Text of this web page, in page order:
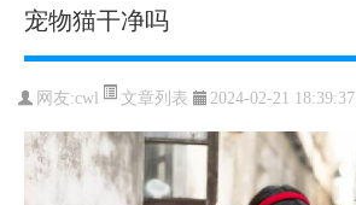
宠物猫干净吗
网友:cwl 文章列表 2024-02-21 18:39:37